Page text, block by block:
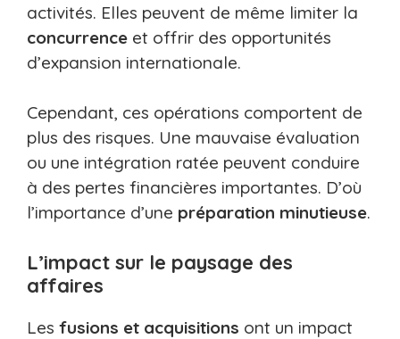
activités. Elles peuvent de même limiter la
concurrence et offrir des opportunités
d’expansion internationale.
Cependant, ces opérations comportent de
plus des risques. Une mauvaise évaluation
ou une intégration ratée peuvent conduire
à des pertes financières importantes. D’où
l’importance d’une préparation minutieuse.
L’impact sur le paysage des
affaires
Les fusions et acquisitions ont un impact